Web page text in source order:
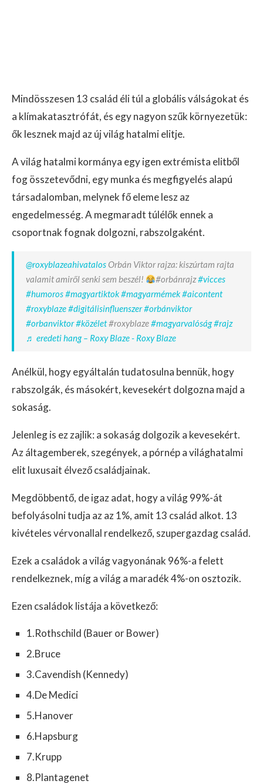
Mindösszesen 13 család éli túl a globális válságokat és
a klímakatasztrófát, és egy nagyon szűk környezetük:
ők lesznek majd az új világ hatalmi elitje.
A világ hatalmi kormánya egy igen extrémista elitből
fog összetevődni, egy munka és megfigyelés alapú
társadalomban, melynek fő eleme lesz az
engedelmesség. A megmaradt túlélők ennek a
csoportnak fognak dolgozni, rabszolgaként.
@roxyblazeahivatalosOrbán Viktor rajza: kiszúrtam rajta
valamit amiről senki sem beszél!
#orbánrajz#vicces
#humoros#magyartiktok#magyarmémek#aicontent
#roxyblaze#digitálisinfluenszer#orbánviktor
#orbanviktor#közélet#roxyblaze#magyarvalóság#rajz
♬ eredeti hang – Roxy Blaze - Roxy Blaze
Anélkül, hogy egyáltalán tudatosulna bennük, hogy
rabszolgák, és másokért, kevesekért dolgozna majd a
sokaság.
Jelenleg is ez zajlik: a sokaság dolgozik a kevesekért.
Az áltagemberek, szegények, a pórnép a világhatalmi
elit luxusait élvező családjainak.
Megdöbbentő, de igaz adat, hogy a világ 99%-át
befolyásolni tudja az az 1%, amit 13 család alkot. 13
kivételes vérvonallal rendelkező, szupergazdag család.
Ezek a családok a világ vagyonának 96%-a felett
rendelkeznek, míg a világ a maradék 4%-on osztozik.
Ezen családok listája a következő:
1.Rothschild (Bauer or Bower)
2.Bruce
3.Cavendish (Kennedy)
4.De Medici
5.Hanover
6.Hapsburg
7.Krupp
8.Plantagenet